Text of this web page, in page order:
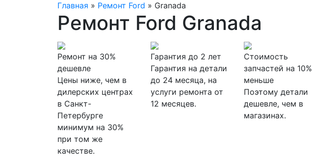
Главная » Ремонт Ford » Granada
Ремонт Ford Granada
Ремонт на 30%
дешевле
Цены ниже, чем в
дилерских центрах
в Санкт-
Петербурге
минимум на 30%
при том же
качестве.
Гарантия до 2 лет
Гарантия на детали
до 24 месяца, на
услуги ремонта от
12 месяцев.
Стоимость
запчастей на 10%
меньше
Поэтому детали
дешевле, чем в
магазинах.